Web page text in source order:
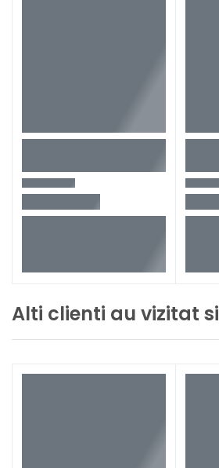
Alti clienti au vizitat si